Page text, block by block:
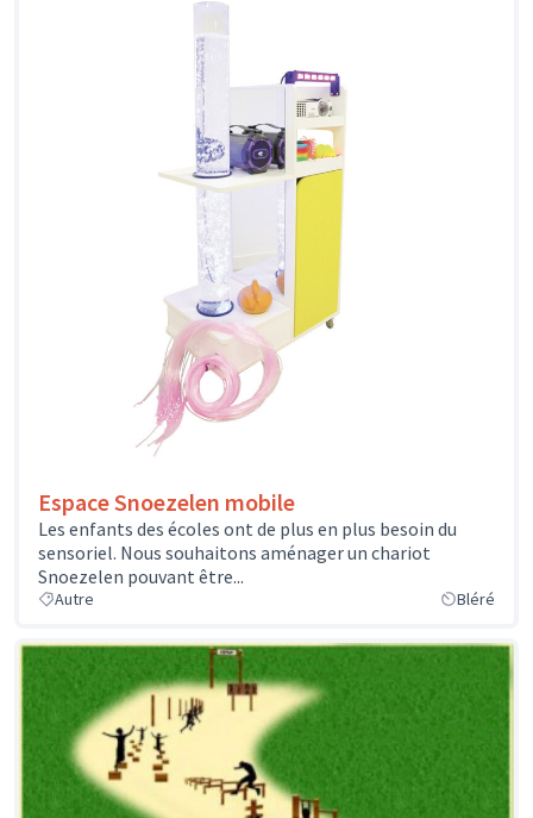
Espace Snoezelen mobile
Les enfants des écoles ont de plus en plus besoin du
sensoriel. Nous souhaitons aménager un chariot
Snoezelen pouvant être...
Autre Bléré